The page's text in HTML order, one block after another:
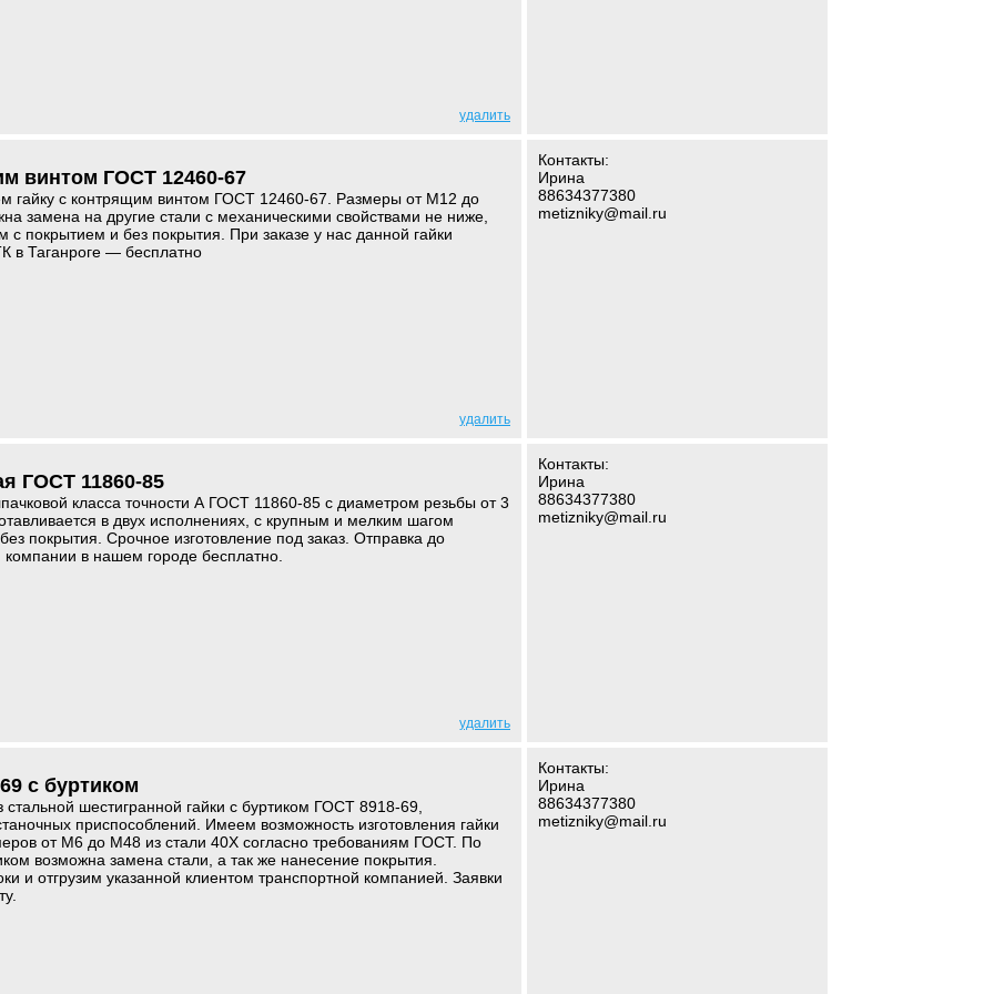
удалить
винтом ГОСТ 12460-67
гайку с контрящим винтом ГОСТ 12460-67. Размеры от М12 до
замена на другие стали с механическими свойствами не ниже,
с покрытием и без покрытия. При заказе у нас данной гайки
в Таганроге — бесплатно
удалить
Контакты:
Ирина
88634377380
metizniky@mail.ru
ГОСТ 11860-85
класса точности А ГОСТ 11860-85 с диаметром резьбы от 3
в двух исполнениях, с крупным и мелким шагом
покрытия. Срочное изготовление под заказ. Отправка до
в нашем городе бесплатно.
удалить
Контакты:
Ирина
88634377380
metizniky@mail.ru
с буртиком
стальной шестигранной гайки с буртиком ГОСТ 8918-69,
приспособлений. Имеем возможность изготовления гайки
от М6 до М48 из стали 40Х согласно требованиям ГОСТ. По
возможна замена стали, а так же нанесение покрытия.
и отгрузим указанной клиентом транспортной компанией. Заявки
Контакты:
Ирина
88634377380
metizniky@mail.ru